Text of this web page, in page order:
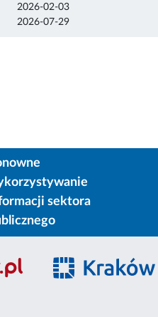
2026-02-03
2026-07-29
sektora